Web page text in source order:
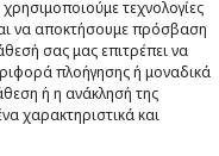
τεχνολογίες
να αποκτήσουμε πρόσβαση
σας μας επιτρέπει να
πλοήγησης ή μοναδικά
ή η ανάκλησή της
χαρακτηριστικά και
. ALL RIGHTS RESERVED.